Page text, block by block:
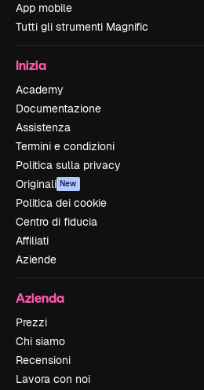
App mobile
Tutti gli strumenti Magnific
Inizia
Academy
Documentazione
Assistenza
Termini e condizioni
Politica sulla privacy
Originali New
Politica dei cookie
Centro di fiducia
Affiliati
Aziende
Azienda
Prezzi
Chi siamo
Recensioni
Lavora con noi